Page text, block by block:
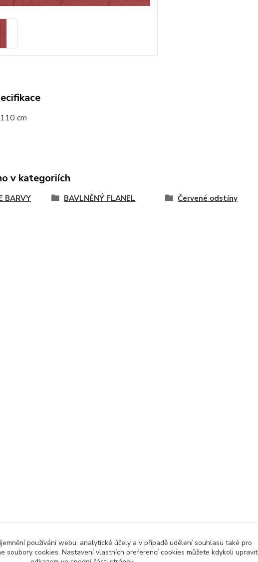
cm
v kategoriích
BARVY BAVLNĚNÝ FLANEL Červené odstíny
používání webu, analytické účely a v případě udělení souhlasu také pro
soubory cookies. Nastavení vlastních preferencí cookies můžete kdykoli upravit